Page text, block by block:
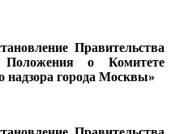
Правительства
о Комитете
надзора города Москвы»